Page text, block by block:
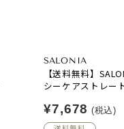
SALONIA
【送料無料】
シーケアストレー
¥7,678 (税込)